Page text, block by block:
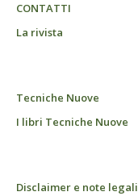
CONTATTI
La rivista
Tecniche Nuove
I libri Tecniche Nuove
Disclaimer e note legali